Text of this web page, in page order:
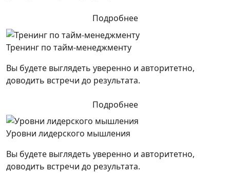
Подробнее
Тренинг по тайм-менеджменту
Вы будете выглядеть уверенно и авторитетно,
доводить встречи до результата.
Подробнее
Уровни лидерского мышления
Вы будете выглядеть уверенно и авторитетно,
доводить встречи до результата.